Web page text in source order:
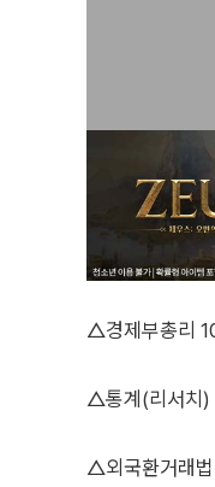
△경제부총리
△통계(리서치)
△외국환거래법